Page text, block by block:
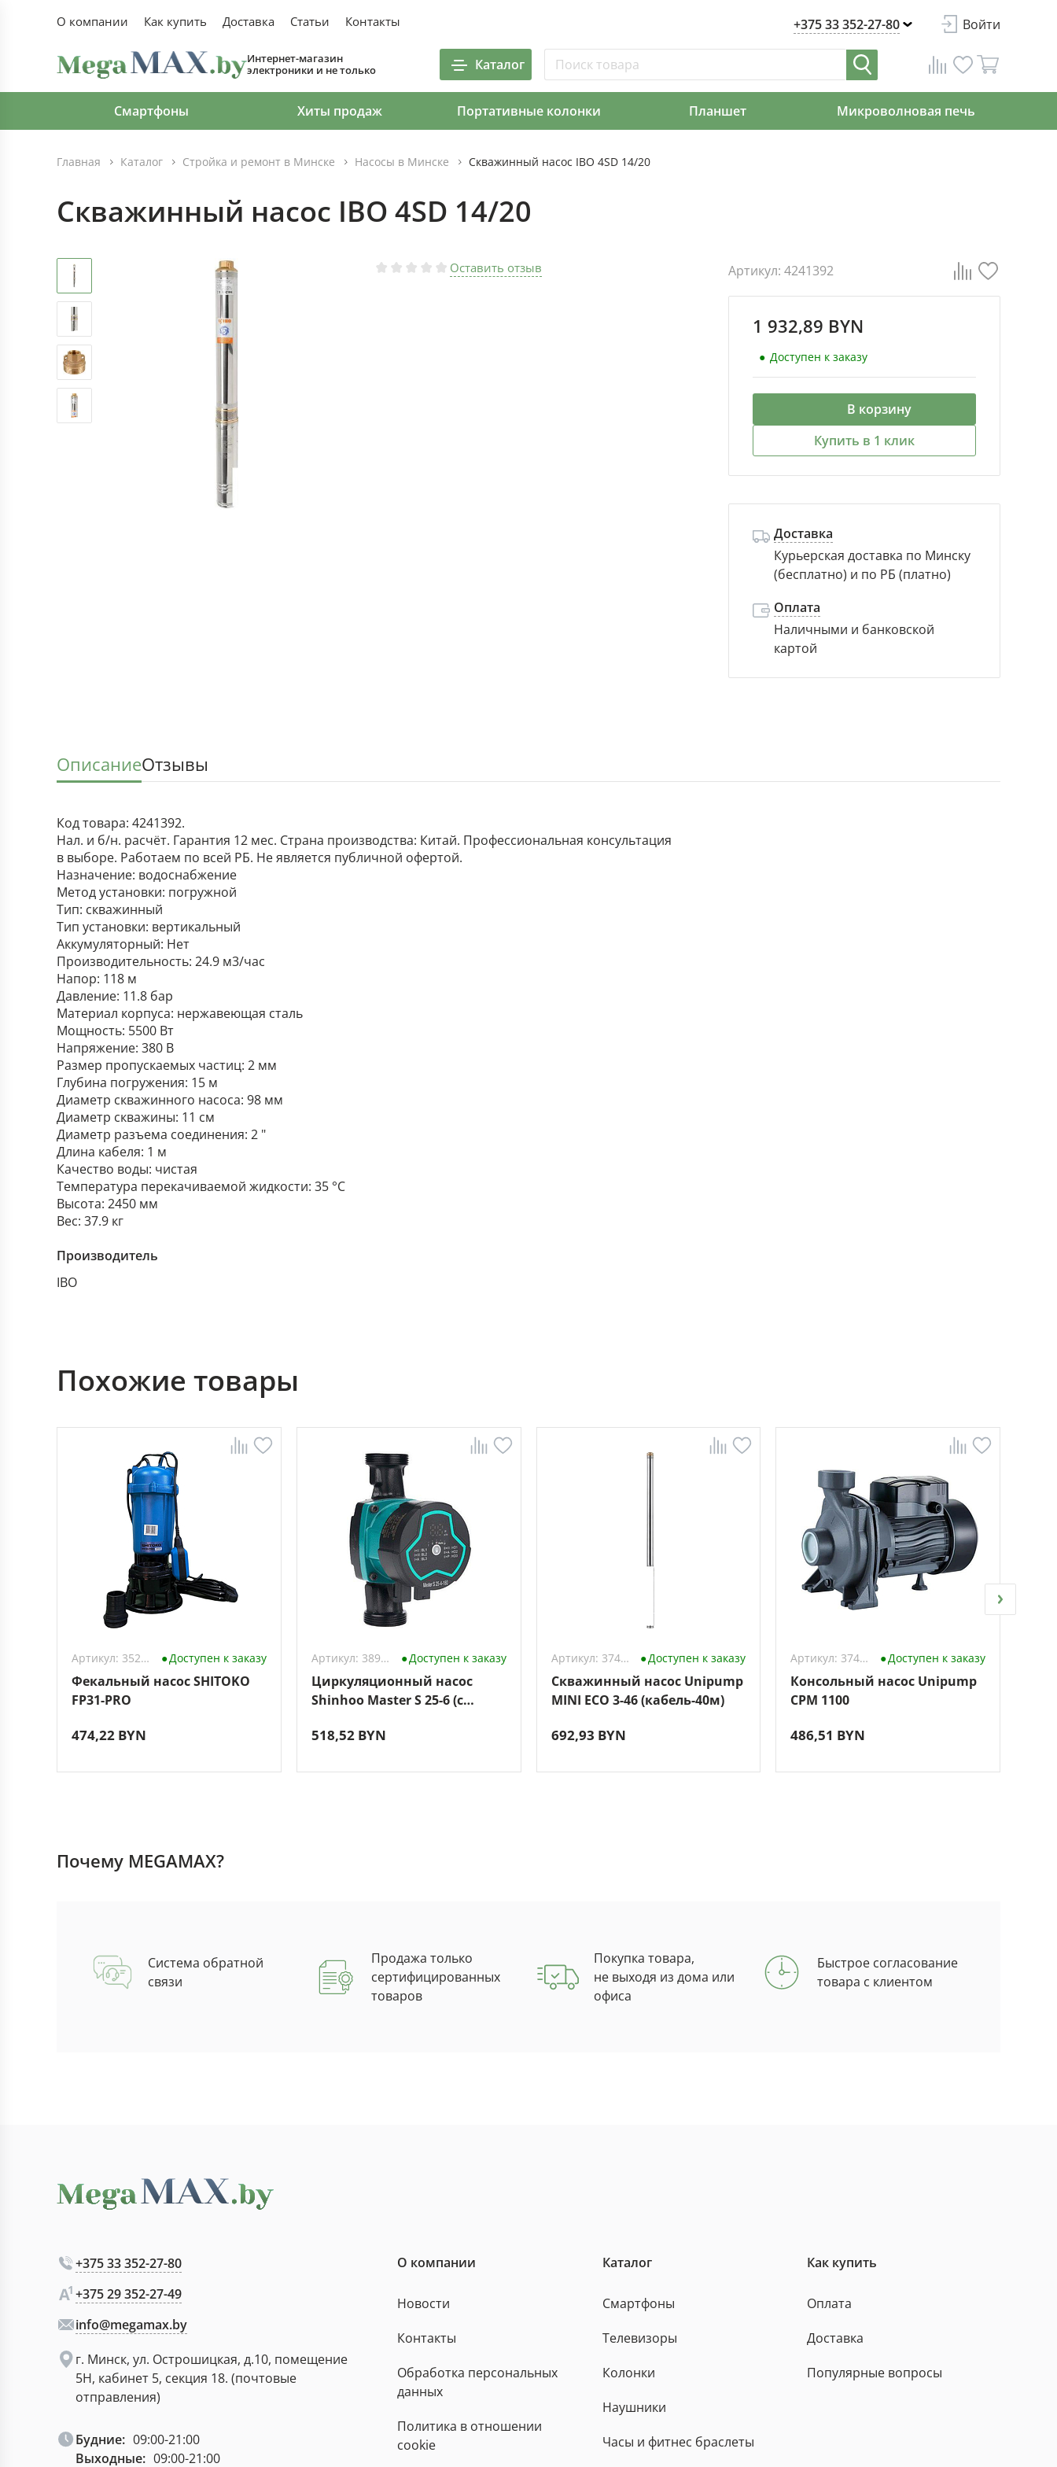
О компании Как купить Доставка Статьи Контакты +375 33 352-27-80 Войти
Интернет-магазин
электроники и не только
Каталог
Смартфоны Хиты продаж Портативные колонки Планшет Микроволновая печь
Главная Каталог Стройка и ремонт в Минске Насосы в Минске Скважинный насос IBO 4SD 14/20
Скважинный насос IBO 4SD 14/20
Оставить отзыв Артикул: 4241392
1 932,89 BYN
Доступен к заказу
В корзину
Купить в 1 клик
Доставка
Курьерская доставка по Минску
(бесплатно) и по РБ (платно)
Оплата
Наличными и банковской
картой
ОписаниеОтзывы
Код товара: 4241392.
Нал. и б/н. расчёт. Гарантия 12 мес. Страна производства: Китай. Профессиональная консультация
в выборе. Работаем по всей РБ. Не является публичной офертой.
Назначение: водоснабжение
Метод установки: погружной
Тип: скважинный
Тип установки: вертикальный
Аккумуляторный: Нет
Производительность: 24.9 м3/час
Напор: 118 м
Давление: 11.8 бар
Материал корпуса: нержавеющая сталь
Мощность: 5500 Вт
Напряжение: 380 В
Размер пропускаемых частиц: 2 мм
Глубина погружения: 15 м
Диаметр скважинного насоса: 98 мм
Диаметр скважины: 11 см
Диаметр разъема соединения: 2 "
Длина кабеля: 1 м
Качество воды: чистая
Температура перекачиваемой жидкости: 35 °C
Высота: 2450 мм
Вес: 37.9 кг
Производитель
IBO
Похожие товары
Артикул: 3528533 Доступен к заказу
Фекальный насос SHITOKO
FP31-PRO
474,22 BYN
Артикул: 3896412 Доступен к заказу
Циркуляционный насос
Shinhoo Master S 25-6 (с
518,52 BYN
Артикул: 3744279 Доступен к заказу
Скважинный насос Unipump
MINI ECO 3-46 (кабель-40м)
692,93 BYN
Артикул: 3742471 Доступен к заказу
Консольный насос Unipump
CPM 1100
486,51 BYN
Почему MEGAMAX?
Система обратной
связи
Продажа только
сертифицированных
товаров
Покупка товара,
не выходя из дома или
офиса
Быстрое согласование
товара с клиентом
+375 33 352-27-80
+375 29 352-27-49
info@megamax.by
г. Минск, ул. Острошицкая, д.10, помещение
5Н, кабинет 5, секция 18. (почтовые
отправления)
Будние: 09:00-21:00
Выходные: 09:00-21:00
О компании
Новости
Контакты
Обработка персональных
данных
Политика в отношении
cookie
Каталог
Смартфоны
Телевизоры
Колонки
Наушники
Часы и фитнес браслеты
Как купить
Оплата
Доставка
Популярные вопросы